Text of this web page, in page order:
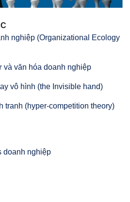
nghiệp (Organizational Ecology
và văn hóa doanh nghiệp
vô hình (the Invisible hand)
tranh (hyper-competition theory)
doanh nghiệp